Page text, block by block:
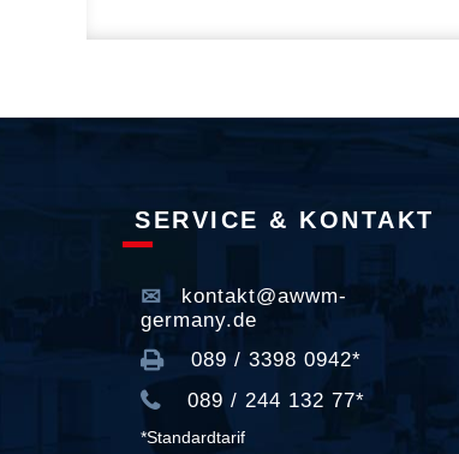
SERVICE & KONTAKT
kontakt@awwm-
germany.de
089 / 3398 0942*
089 / 244 132 77*
*Standardtarif